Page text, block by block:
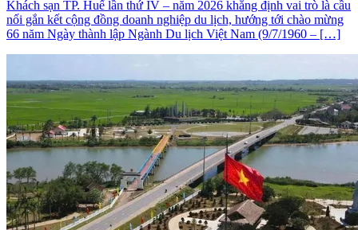
Khách sạn TP. Huế lần thứ IV – năm 2026 khẳng định vai trò là cầu
nối gắn kết cộng đồng doanh nghiệp du lịch, hướng tới chào mừng
66 năm Ngày thành lập Ngành Du lịch Việt Nam (9/7/1960 – […]